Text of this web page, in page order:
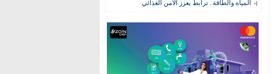
المياه والطاقة.. ترابط يعزز الأمن الغذائي